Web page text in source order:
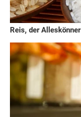
Reis, der Alleskönner